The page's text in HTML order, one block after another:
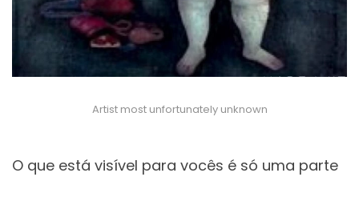
Artist most unfortunately unknown
O que está visível para vocês é só uma parte